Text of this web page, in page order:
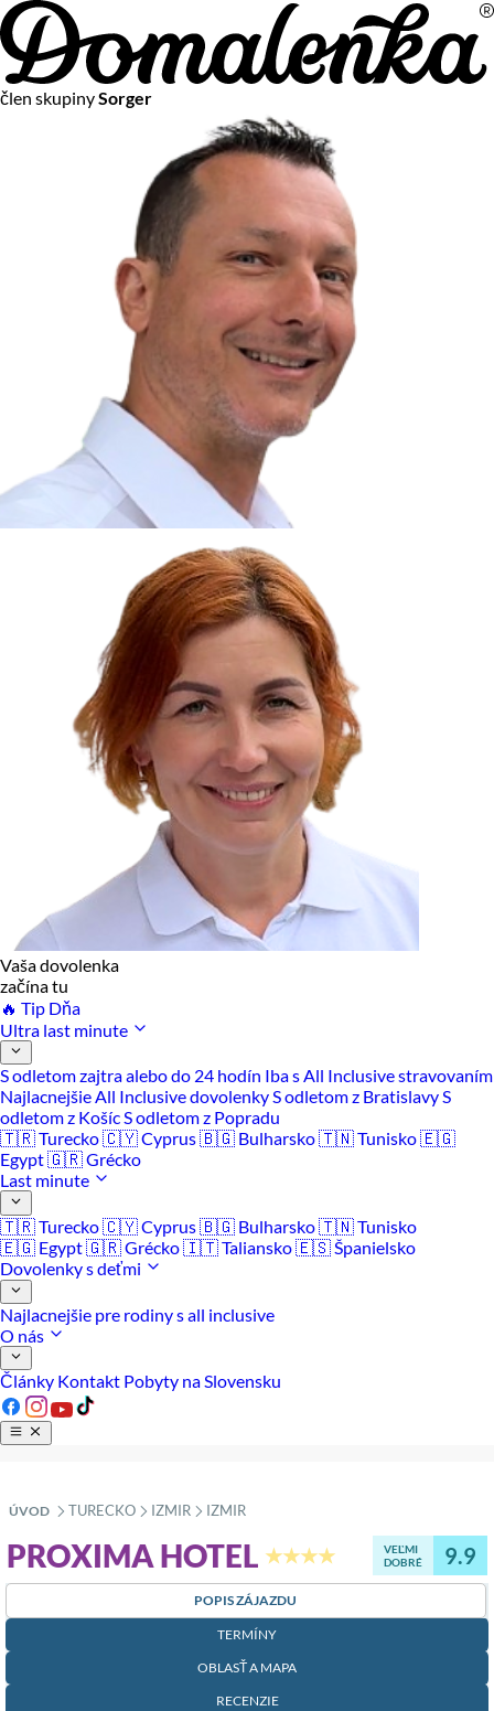
člen skupinySorger
Vaša dovolenka
začína tu
🔥 Tip Dňa
Ultra last minute
S odletom zajtra alebo do 24 hodín Iba s All Inclusive stravovaním
Najlacnejšie All Inclusive dovolenkyS odletom z BratislavyS
odletom z KošícS odletom z Popradu
🇹🇷 Turecko🇨🇾 Cyprus🇧🇬 Bulharsko🇹🇳 Tunisko🇪🇬
Egypt🇬🇷 Grécko
Last minute
🇹🇷 Turecko🇨🇾 Cyprus🇧🇬 Bulharsko🇹🇳 Tunisko
🇪🇬 Egypt🇬🇷 Grécko🇮🇹 Taliansko🇪🇸 Španielsko
Dovolenky s deťmi
Najlacnejšie pre rodiny s all inclusive
O nás
Články Kontakt Pobyty na Slovensku
ÚVOD »
TURECKO »
IZMIR »
IZMIR
PROXIMA HOTEL ★★★★
VEĽMI
DOBRÉ
9.9
POPIS ZÁJAZDU
TERMÍNY
OBLASŤ A MAPA
RECENZIE
Na vašom súkromí nám záleží
Chceme vám neustále poskytovať tie najlepšie služby.
Vzhľadom k platnej legislatíve od vás ale potrebujeme súhlas
s používaním súborov cookies.
Viac o personalizácii a meraní
Aby sme vedeli, čo sa deje na webových stránkach a aby sme
vám mohli prispôsobiť ponuky na mieru či reklamu,
používame cookies a taktiežslužby spoločnosti Google
Čo sú cookies?
Cookies sú malé textové súbory, ktoré môžu byť používané
webovými stránkami, aby zefektívnili používateľský zážitok.
Vďaka cookies vám môžeme ponúkať služby podľa toho, čo
naozaj hľadáte a chcete nájsť.
Kedykoľvek sa môžete slobodne rozhodnúť, ktoré typy
používania cookies chcete umožniť.
Zákon uvádza, že môžeme ukladať cookies na vašom
zariadení, pokiaľ sú nevyhnutne nutné pre prevádzku tejto
Cookies, ktoré používame
Technické a nevyhnutné cookies
Analytické a marketingové cookies
Reklamné úložisko
Reklamné používateľské dáta
Personalizácia reklám
Povoliť vybrané
Odmietnuť